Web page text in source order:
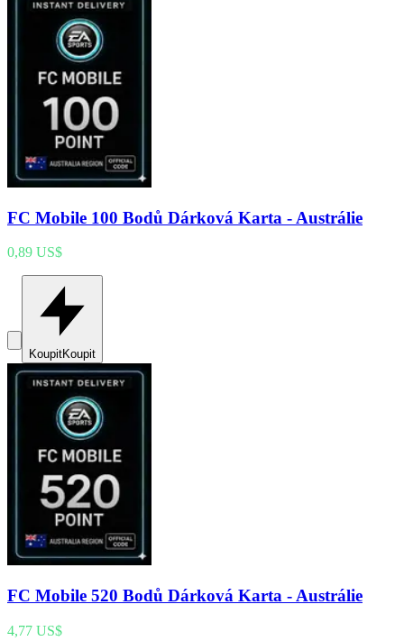
FC Mobile 100 Bodů Dárková Karta - Austrálie
0,89 US$
KoupitKoupit
FC Mobile 520 Bodů Dárková Karta - Austrálie
4,77 US$